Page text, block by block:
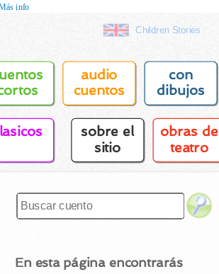
Children Stories
audio
cuentos
con
dibujos
sobre el
sitio
obras de
teatro
En esta página encontrarás
info